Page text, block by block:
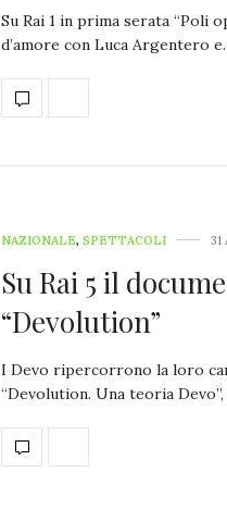
Su Rai 1 in prima serata “Poli
d’amore con Luca Argentero
NAZIONALE, SPETTACOLI 31
Su Rai 5 il
“Devolution”
I Devo ripercorrono la loro
“Devolution. Una teoria